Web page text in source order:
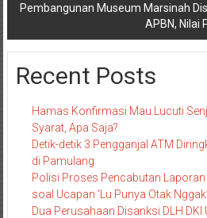
Pembangunan Museum Marsinah
APBN, Nilai
Recent Posts
Hamas Konfirmasi Mau Lucuti
Syarat, Apa Saja?
Detik-detik 3 Pengganjal ATM
di Pamulang
Polisi Proses Pencabutan
soal Ucapan ‘Lu Punya Otak Nggak’
Dua Perusahaan Disanksi DLH